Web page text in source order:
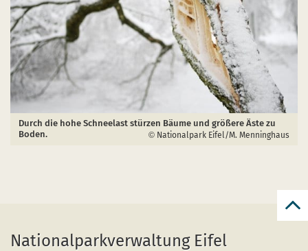
Durch die hohe Schneelast stürzen Bäume und größere Äste zu
Boden.
Nationalpark Eifel/M. Menninghaus
Nationalparkverwaltung Eifel